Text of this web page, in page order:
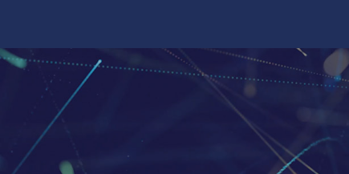
содержимому